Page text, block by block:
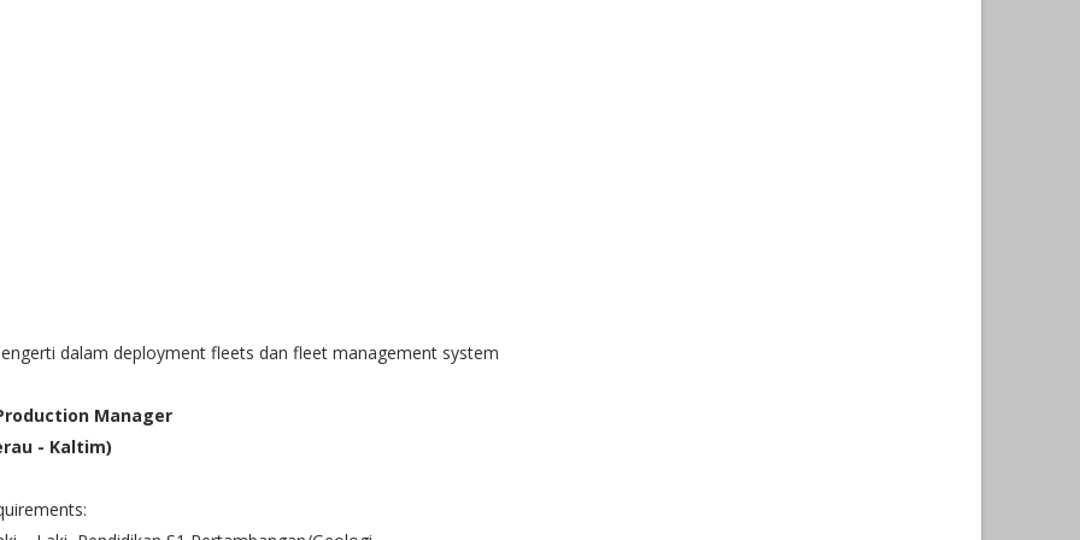
dalam deployment fleets dan fleet management system
Manager
- Kaltim)